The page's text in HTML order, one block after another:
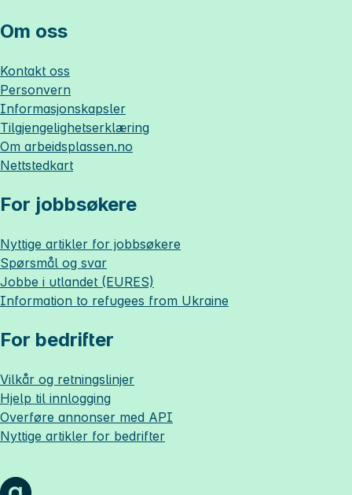
Om oss
Kontakt oss
Personvern
Informasjonskapsler
Tilgjengelighetserklæring
Om arbeidsplassen.no
Nettstedkart
For jobbsøkere
Nyttige artikler for jobbsøkere
Spørsmål og svar
Jobbe i utlandet (EURES)
Information to refugees from Ukraine
For bedrifter
Vilkår og retningslinjer
Hjelp til innlogging
Overføre annonser med API
Nyttige artikler for bedrifter